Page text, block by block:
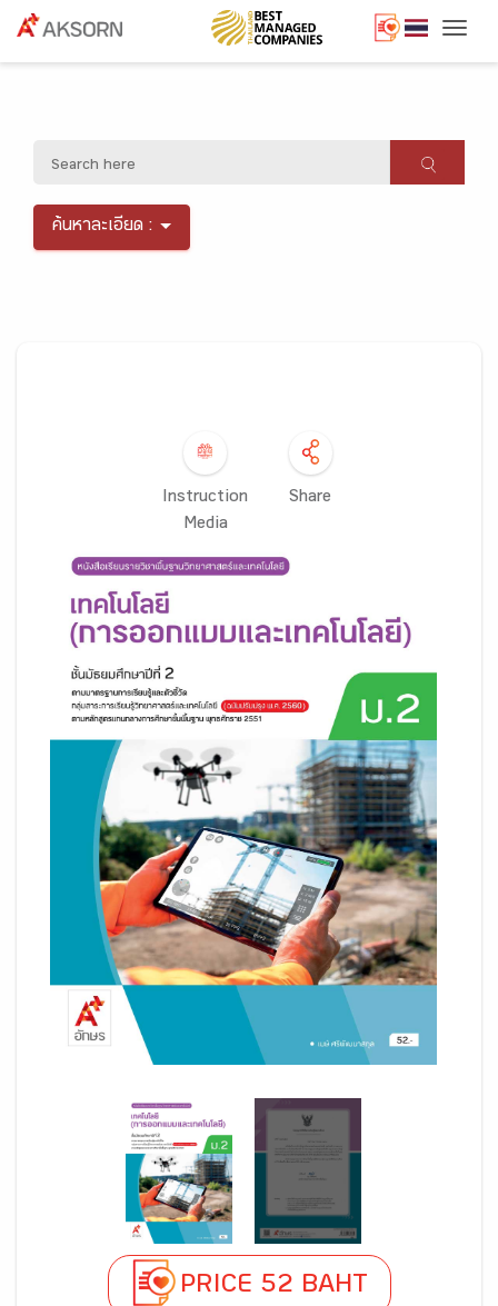
ค้นหาละเอียด :
Instruction
Media
Share
PRICE 52 BAHT